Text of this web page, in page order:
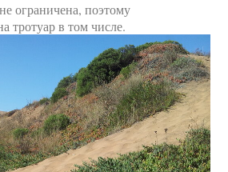
ограничена, поэтому
тротуар в том числе.